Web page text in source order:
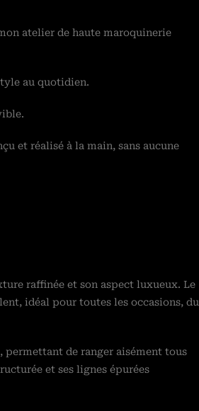
atelier de haute maroquinerie
au quotidien.
et réalisé à la main, sans aucune
raffinée et son aspect luxueux. Le
idéal pour toutes les occasions, du
permettant de ranger aisément tous
et ses lignes épurées